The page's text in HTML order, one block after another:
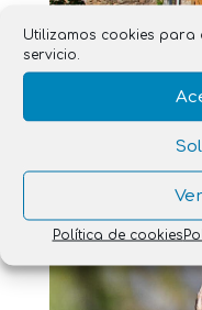
Utilizamos cookies para
servicio.
Política de cookies
Observar